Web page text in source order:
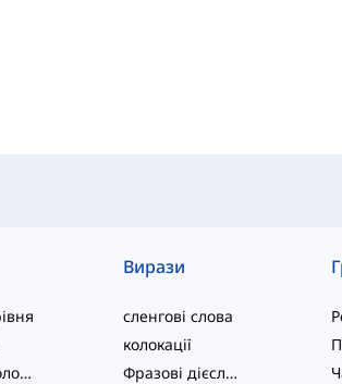
Тести на володіння мовою
Вирази
сленгові слова
колокації
Фразові дієслова